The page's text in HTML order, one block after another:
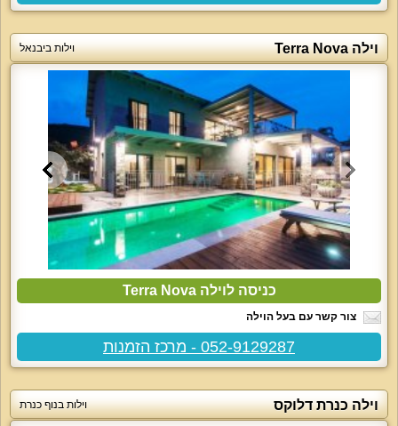
וילה Terra Nova וילות ביבנאל
כניסה לוילה Terra Nova
צור קשר עם בעל הוילה
052-9129287 - מרכז הזמנות
וילה כנרת דלוקס וילות בנוף כנרת